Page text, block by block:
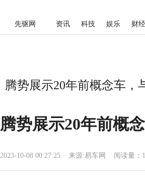
先驱网 资讯 科技 娱乐 财经
腾势展示20年前概念车，
腾势展示20年前概
2023-10-08 00:27:25 来源:易车网 阅读量：